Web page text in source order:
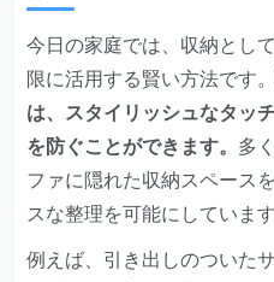
今日の家庭では、収納とし
限に活用する賢い方法です。
は、スタイリッシュなタッ
を防ぐことができます。 多
ファに隠れた収納スペース
スな整理を可能にしています
例えば、引き出しのついた